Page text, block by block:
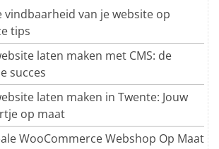
vindbaarheid van je website op
tips
laten maken met CMS: de
succes
laten maken in Twente: Jouw
op maat
WooCommerce Webshop Op Maat